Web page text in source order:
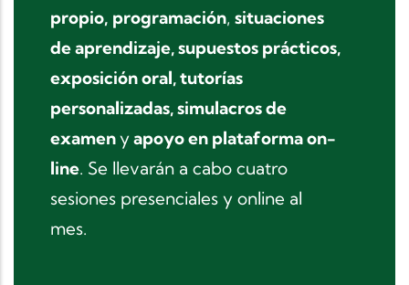
propio, programación, situaciones
de aprendizaje, supuestos prácticos,
exposición oral, tutorías
personalizadas, simulacros de
examenyapoyo en plataforma on-
line. Se llevarán a cabo cuatro
sesiones presenciales y online al
mes.